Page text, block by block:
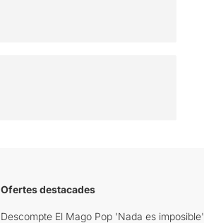
Ofertes destacades
Descompte El Mago Pop 'Nada es imposible'